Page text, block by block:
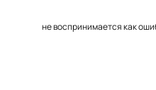
не воспринимается как